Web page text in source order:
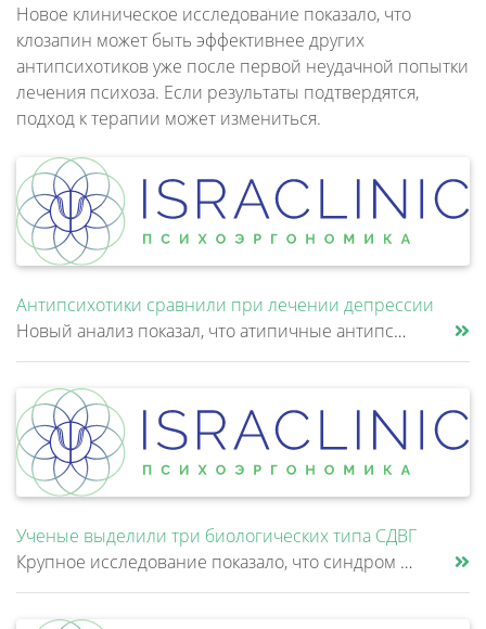
Новое клиническое исследование показало, что
клозапин может быть эффективнее других
антипсихотиков уже после первой неудачной попытки
лечения психоза. Если результаты подтвердятся,
подход к терапии может измениться.
Антипсихотики сравнили при лечении депрессии
Новый анализ показал, что атипичные антипсихотики, которые иногда добавляют к антидепрессантам при большом депрессивном......
Ученые выделили три биологических типа СДВГ
Крупное исследование показало, что синдром дефицита внимания и гиперактивности (СДВГ) может включать не два, а три биоло......